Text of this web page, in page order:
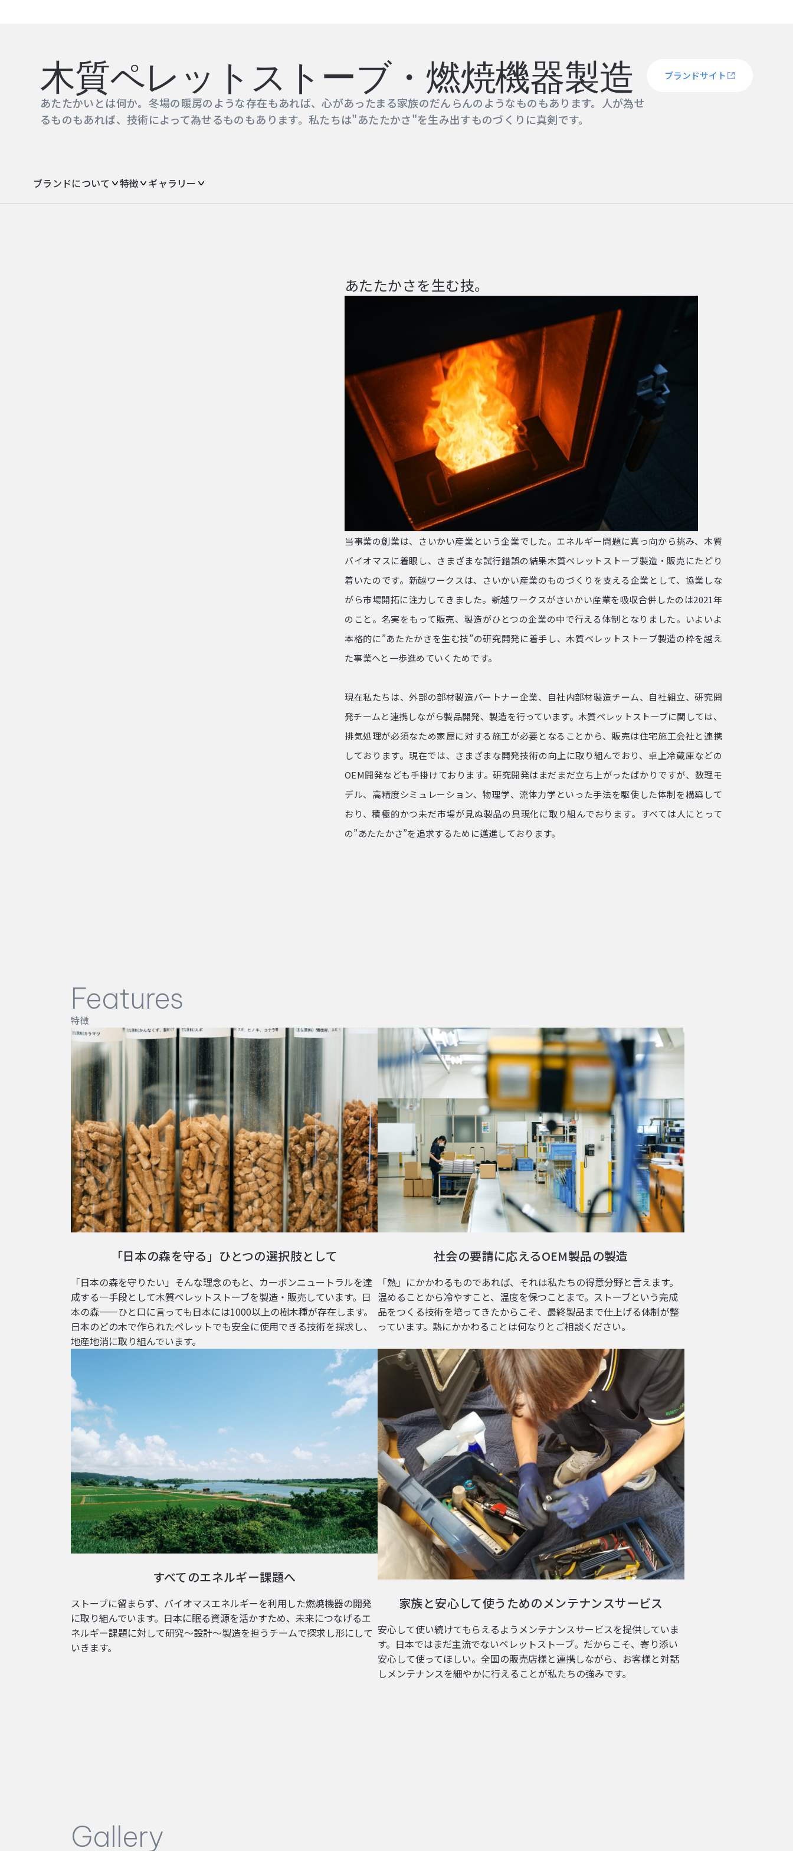
木質ペレットストーブ・燃焼機器製造
あたたかいとは何か。冬場の暖房のような存在もあれば、心があったまる家族のだんらんのようなものもあります。人が為せ
るものもあれば、技術によって為せるものもあります。私たちは"あたたかさ"を生み出すものづくりに真剣です。
ブランドサイト
ブランドについて 特徴 ギャラリー
あたたかさを生む技。
当事業の創業は、さいかい産業という企業でした。エネルギー問題に真っ向から挑み、木質
バイオマスに着眼し、さまざまな試行錯誤の結果木質ペレットストーブ製造・販売にたどり
着いたのです。新越ワークスは、さいかい産業のものづくりを支える企業として、協業しな
がら市場開拓に注力してきました。新越ワークスがさいかい産業を吸収合併したのは2021年
のこと。名実をもって販売、製造がひとつの企業の中で行える体制となりました。いよいよ
本格的に”あたたかさを生む技”の研究開発に着手し、木質ペレットストーブ製造の枠を越え
た事業へと一歩進めていくためです。
現在私たちは、外部の部材製造パートナー企業、自社内部材製造チーム、自社組立、研究開
発チームと連携しながら製品開発、製造を行っています。木質ペレットストーブに関しては、
排気処理が必須なため家屋に対する施工が必要となることから、販売は住宅施工会社と連携
しております。現在では、さまざまな開発技術の向上に取り組んでおり、卓上冷蔵庫などの
OEM開発なども手掛けております。研究開発はまだまだ立ち上がったばかりですが、数理モ
デル、高精度シミュレーション、物理学、流体力学といった手法を駆使した体制を構築して
おり、積極的かつ未だ市場が見ぬ製品の具現化に取り組んでおります。すべては人にとって
の”あたたかさ”を追求するために邁進しております。
Features
特徴
「日本の森を守る」ひとつの選択肢として
「日本の森を守りたい」そんな理念のもと、カーボンニュートラルを達
成する一手段として木質ペレットストーブを製造・販売しています。日
本の森——ひと口に言っても日本には1000以上の樹木種が存在します。
日本のどの木で作られたペレットでも安全に使用できる技術を探求し、
地産地消に取り組んでいます。
社会の要請に応えるOEM製品の製造
「熱」にかかわるものであれば、それは私たちの得意分野と言えます。
温めることから冷やすこと、温度を保つことまで。ストーブという完成
品をつくる技術を培ってきたからこそ、最終製品まで仕上げる体制が整
っています。熱にかかわることは何なりとご相談ください。
すべてのエネルギー課題へ
ストーブに留まらず、バイオマスエネルギーを利用した燃焼機器の開発
に取り組んでいます。日本に眠る資源を活かすため、未来につなげるエ
ネルギー課題に対して研究～設計～製造を担うチームで探求し形にして
いきます。
家族と安心して使うためのメンテナンスサービス
安心して使い続けてもらえるようメンテナンスサービスを提供していま
す。日本ではまだ主流でないペレットストーブ。だからこそ、寄り添い
安心して使ってほしい。全国の販売店様と連携しながら、お客様と対話
しメンテナンスを細やかに行えることが私たちの強みです。
Gallery